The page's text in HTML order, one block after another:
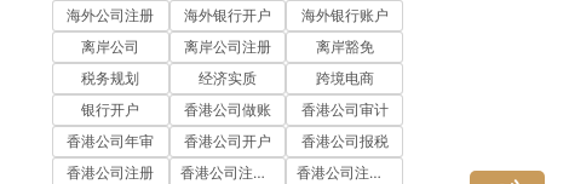
海外公司注册
海外银行开户
海外银行账户
离岸公司
离岸公司注册
离岸豁免
税务规划
经济实质
跨境电商
银行开户
香港公司做账
香港公司审计
香港公司年审
香港公司开户
香港公司报税
香港公司注册
香港公司注册代办
香港公司注册处